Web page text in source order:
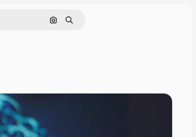
Pesquisar por imagem
Buscar